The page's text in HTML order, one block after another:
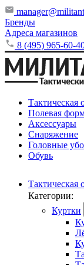
Бренды
Адреса магазинов
8 (495) 965-60-
Тактическая
Полевая
Аксессуары
Снаряжение
Головные
Обувь
Тактическая
Категории:
Куртки